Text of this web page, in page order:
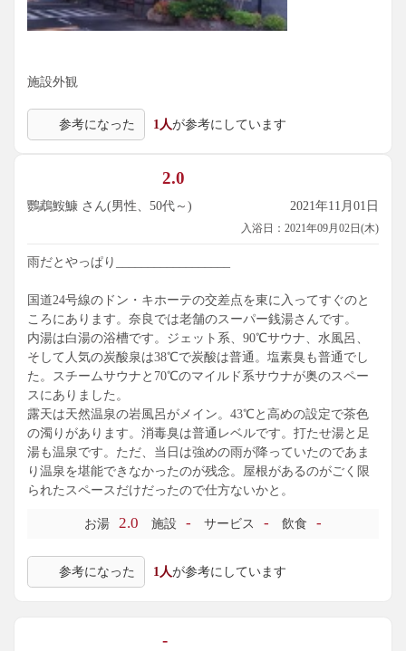
施設外観
参考になった 1人が参考にしています
2.0
鸚鵡鮟鱇 さん(男性、50代～) 2021年11月01日
入浴日：2021年09月02日(木)
雨だとやっぱり__________________
国道24号線のドン・キホーテの交差点を東に入ってすぐのと
ころにあります。奈良では老舗のスーパー銭湯さんです。
内湯は白湯の浴槽です。ジェット系、90℃サウナ、水風呂、
そして人気の炭酸泉は38℃で炭酸は普通。塩素臭も普通でし
た。スチームサウナと70℃のマイルド系サウナが奥のスペー
スにありました。
露天は天然温泉の岩風呂がメイン。43℃と高めの設定で茶色
の濁りがあります。消毒臭は普通レベルです。打たせ湯と足
湯も温泉です。ただ、当日は強めの雨が降っていたのであま
り温泉を堪能できなかったのが残念。屋根があるのがごく限
られたスペースだけだったので仕方ないかと。
お湯 2.0 施設 - サービス - 飲食 -
参考になった 1人が参考にしています
-